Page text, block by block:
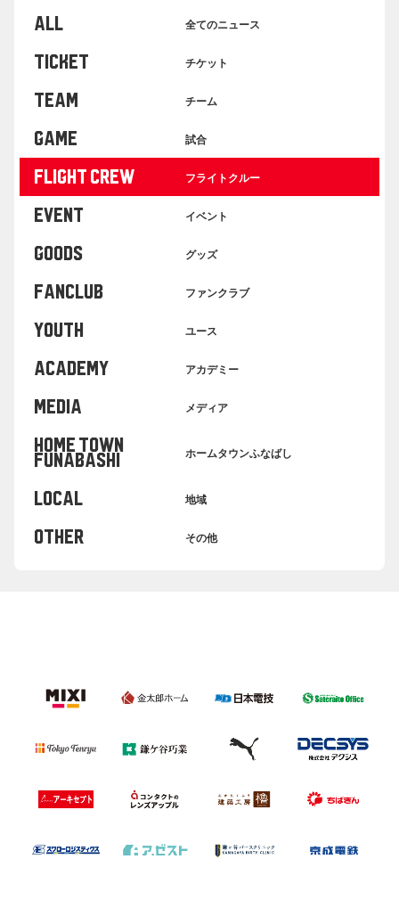
ALL 全てのニュース
TICKET チケット
TEAM チーム
GAME 試合
FLIGHT CREW フライトクルー
EVENT イベント
GOODS グッズ
FANCLUB ファンクラブ
YOUTH ユース
ACADEMY アカデミー
MEDIA メディア
HOME TOWN
FUNABASHI ホームタウンふなばし
LOCAL 地域
OTHER その他